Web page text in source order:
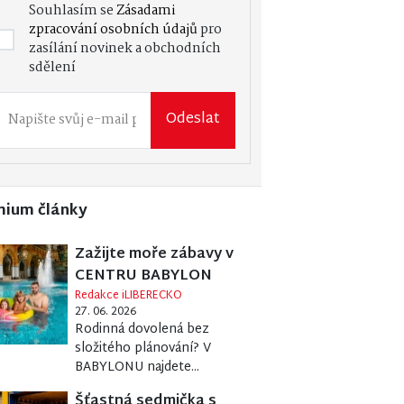
Souhlasím seZásadami
zpracování osobních údajůpro
zasílání novinek a obchodních
sdělení
Odeslat
články
Zažijte moře zábavy v
CENTRU BABYLON
Redakce iLIBERECKO
27. 06. 2026
Rodinná dovolená bez
složitého plánování? V
BABYLONU najdete...